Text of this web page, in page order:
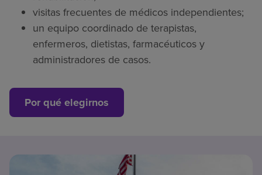
visitas frecuentes de médicos independientes;
un equipo coordinado de terapistas,
enfermeros, dietistas, farmacéuticos y
administradores de casos.
Por qué elegirnos